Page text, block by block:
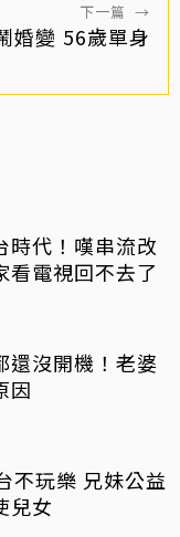
下一篇 →
婚變 56歲單身
時代！嘆串流改
看電視回不去了
還沒開機！老婆
因
不玩樂 兄妹公益
兒女